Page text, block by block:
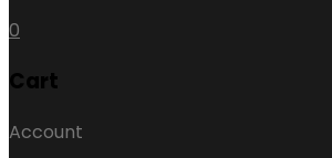
0
Cart
Account